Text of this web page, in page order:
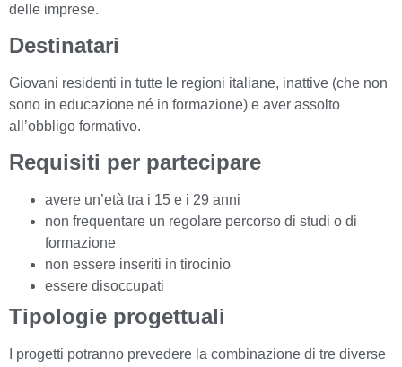
delle imprese.
Destinatari
Giovani residenti in tutte le regioni italiane, inattive (che non
sono in educazione né in formazione) e aver assolto
all’obbligo formativo.
Requisiti per partecipare
avere un’età tra i 15 e i 29 anni
non frequentare un regolare percorso di studi o di
formazione
non essere inseriti in tirocinio
essere disoccupati
Tipologie progettuali
I progetti potranno prevedere la combinazione di tre diverse